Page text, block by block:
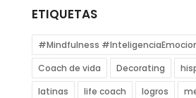
ETIQUETAS
#Mindfulness
Coach de vida
Decorating
latinas
life coach logros